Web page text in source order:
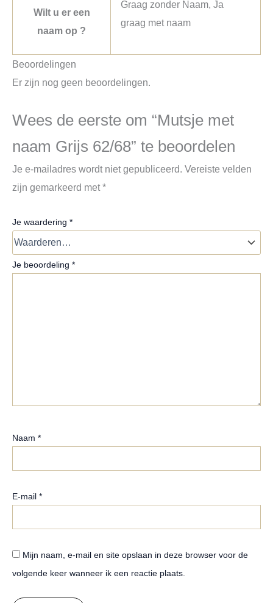
Wilt u er een
naam op ?
Graag zonder Naam, Ja
graag met naam
Beoordelingen
Er zijn nog geen beoordelingen.
Wees de eerste om “Mutsje met
naam Grijs 62/68” te beoordelen
Je e-mailadres wordt niet gepubliceerd. Vereiste velden
zijn gemarkeerd met*
Je waardering *
Je beoordeling *
Naam *
E-mail *
Mijn naam, e-mail en site opslaan in deze browser voor de
volgende keer wanneer ik een reactie plaats.